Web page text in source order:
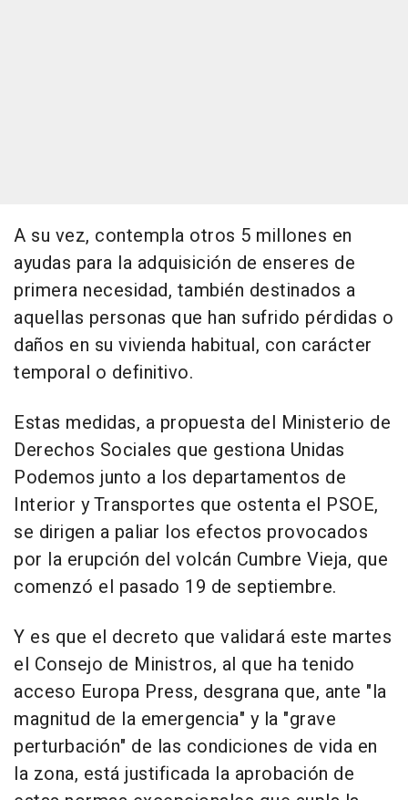
A su vez, contempla otros 5 millones en
ayudas para la adquisición de enseres de
primera necesidad, también destinados a
aquellas personas que han sufrido pérdidas o
daños en su vivienda habitual, con carácter
temporal o definitivo.
Estas medidas, a propuesta del Ministerio de
Derechos Sociales que gestiona Unidas
Podemos junto a los departamentos de
Interior y Transportes que ostenta el PSOE,
se dirigen a paliar los efectos provocados
por la erupción del volcán Cumbre Vieja, que
comenzó el pasado 19 de septiembre.
Y es que el decreto que validará este martes
el Consejo de Ministros, al que ha tenido
acceso Europa Press, desgrana que, ante "la
magnitud de la emergencia" y la "grave
perturbación" de las condiciones de vida en
la zona, está justificada la aprobación de